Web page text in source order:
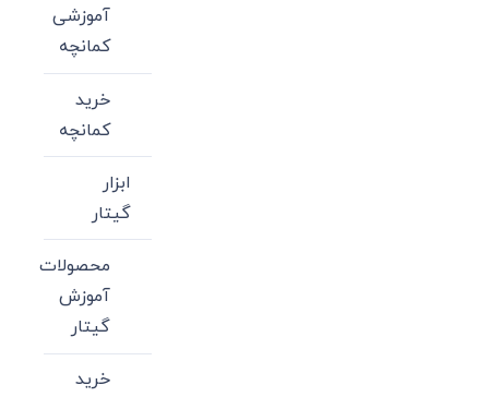
آموزشی
کمانچه
خرید
کمانچه
ابزار
گیتار
محصولات
آموزش
گیتار
خرید